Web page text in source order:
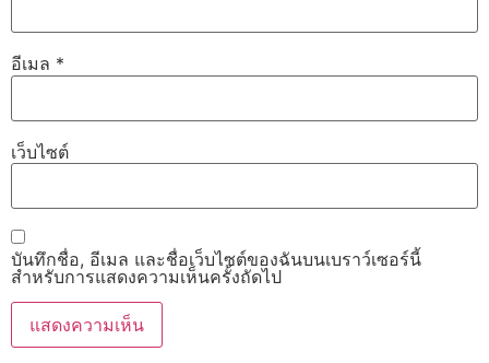
อีเมล *
เว็บไซต์
บันทึกชื่อ, อีเมล และชื่อเว็บไซต์ของฉันบนเบราว์เซอร์นี้
สำหรับการแสดงความเห็นครั้งถัดไป